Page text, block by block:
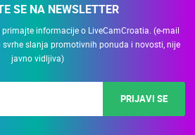
SE NA NEWSLETTER
informacije o LiveCamCroatia. (e-mail
slanja promotivnih ponuda i novosti, nije
javno vidljiva)
PRIJAVI SE